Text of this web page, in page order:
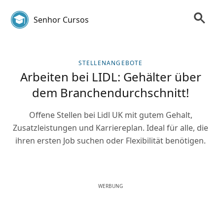
Senhor Cursos
STELLENANGEBOTE
Arbeiten bei LIDL: Gehälter über
dem Branchendurchschnitt!
Offene Stellen bei Lidl UK mit gutem Gehalt,
Zusatzleistungen und Karriereplan. Ideal für alle, die
ihren ersten Job suchen oder Flexibilität benötigen.
WERBUNG